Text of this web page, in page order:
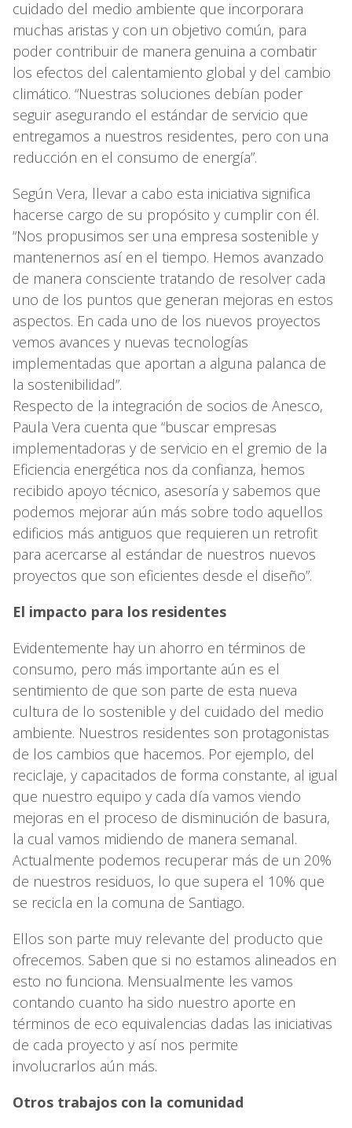
cuidado del medio ambiente que incorporara
muchas aristas y con un objetivo común, para
poder contribuir de manera genuina a combatir
los efectos del calentamiento global y del cambio
climático. “Nuestras soluciones debían poder
seguir asegurando el estándar de servicio que
entregamos a nuestros residentes, pero con una
reducción en el consumo de energía”.
Según Vera, llevar a cabo esta iniciativa significa
hacerse cargo de su propósito y cumplir con él.
“Nos propusimos ser una empresa sostenible y
mantenernos así en el tiempo. Hemos avanzado
de manera consciente tratando de resolver cada
uno de los puntos que generan mejoras en estos
aspectos. En cada uno de los nuevos proyectos
vemos avances y nuevas tecnologías
implementadas que aportan a alguna palanca de
la sostenibilidad”.
Respecto de la integración de socios de Anesco,
Paula Vera cuenta que “buscar empresas
implementadoras y de servicio en el gremio de la
Eficiencia energética nos da confianza, hemos
recibido apoyo técnico, asesoría y sabemos que
podemos mejorar aún más sobre todo aquellos
edificios más antiguos que requieren un retrofit
para acercarse al estándar de nuestros nuevos
proyectos que son eficientes desde el diseño”.
El impacto para los residentes
Evidentemente hay un ahorro en términos de
consumo, pero más importante aún es el
sentimiento de que son parte de esta nueva
cultura de lo sostenible y del cuidado del medio
ambiente. Nuestros residentes son protagonistas
de los cambios que hacemos. Por ejemplo, del
reciclaje, y capacitados de forma constante, al igual
que nuestro equipo y cada día vamos viendo
mejoras en el proceso de disminución de basura,
la cual vamos midiendo de manera semanal.
Actualmente podemos recuperar más de un 20%
de nuestros residuos, lo que supera el 10% que
se recicla en la comuna de Santiago.
Ellos son parte muy relevante del producto que
ofrecemos. Saben que si no estamos alineados en
esto no funciona. Mensualmente les vamos
contando cuanto ha sido nuestro aporte en
términos de eco equivalencias dadas las iniciativas
de cada proyecto y así nos permite
involucrarlos aún más.
Otros trabajos con la comunidad